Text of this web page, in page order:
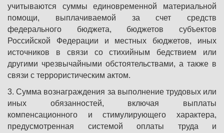
учитываются суммы единовременной материальной
помощи, выплачиваемой за счет средств
федерального бюджета, бюджетов субъектов
Российской Федерации и местных бюджетов, иных
источников в связи со стихийным бедствием или
другими чрезвычайными обстоятельствами, а также в
связи с террористическим актом.
3. Сумма вознаграждения за выполнение трудовых или
иных обязанностей, включая выплаты
компенсационного и стимулирующего характера,
предусмотренная системой оплаты труда и